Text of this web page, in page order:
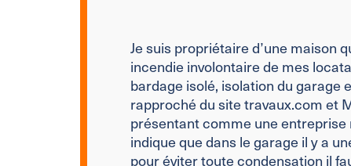
Je suis propriétaire d’une maison
incendie involontaire de mes
bardage isolé, isolation du garage
rapproché du site travaux.com et
présentant comme une entreprise
indique que dans le garage il y a
pour éviter toute condensation il